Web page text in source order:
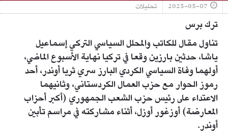
2025-05-07 تحليلات
ترك برس
تناول مقال للكاتب والمحلل السياسي التركي إسماعيل
ياشا، حدثين بارزين وقعا في تركيا نهاية الأسبوع الماضي،
أولهما وفاة السياسي الكردي البارز سري ثريا أوندر، أحد
رموز الحوار مع حزب العمال الكردستاني، وثانيهما
الاعتداء على رئيس حزب الشعب الجمهوري (أكبر أحزاب
المعارضة) أوزغور أوزل، أثناء مشاركته في مراسم تأبين
أوندر.